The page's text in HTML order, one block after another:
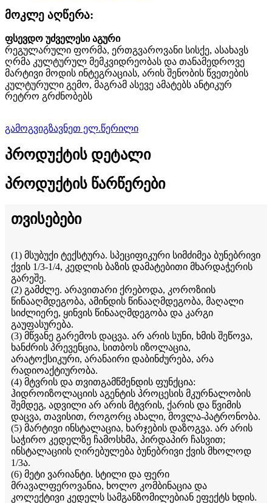
მოკლე აღწერა:
ფსევდო უძველესი აგური
რეგულარული ფორმა, ერთგვაროვანი სისქე, ასახავს
ღრმა კულტურულ მემკვიდრეობას და თანამედროვე
მარტივი მოდის ინტეგრაციას, არის შენობის წვეთების
კულტურული გემო, მაგრამ ასევე ამატებს ანტიკურ
რეტრო გრძნობებს
გამოგვიგზავნეთ ელ.წერილი
პროდუქტის დეტალი
პროდუქტის წარწერები
თვისებები
(1) მსუბუქი ტექსტურა. სპეციფიკური სიმძიმეა ბუნებრივი
ქვის 1/3-1/4, კედლის ბაზის დამატებითი მხარდაჭერის
გარეშე.
(2) გამძლე. არავითარი ქრებოდა, კოროზიის
წინააღმდეგობა, ამინდის წინააღმდეგობა, მაღალი
სიძლიერე, ყინვის წინააღმდეგობა და კარგი
გაუფასურება.
(3) მწვანე გარემოს დაცვა. არ არის სუნი, ხმის შეწოვა,
ხანძრის პრევენცია, სითბოს იზოლაცია,
არატოქსიკური, არანაირი დაბინძურება, არა
რადიოაქტიურობა.
(4) მტვრის და თვითგამწმენდის ფუნქცია:
ჰიდროიზოლაციის აგენტის პროცესის მკურნალობის
შემდეგ, ადვილი არ არის მტვრის, ქარის და წვიმის
დაცვა, თავისით, როგორც ახალი, მოვლა-პატრონობა.
(5) მარტივი ინსტალაცია, ხარჯების დაზოგვა. არ არის
საჭირო კედელზე ჩამოსხმა, პირდაპირ ჩასვით;
ინსტალაციის ღირებულება ბუნებრივი ქვის მხოლოდ
1/3ა.
(6) მეტი ვარიანტი. სტილი და ფერი
მრავალფეროვანია, ხოლო კომბინაცია და
კოლექტივი კედელს სამგანზომილებიან ეფექტს ხდის.